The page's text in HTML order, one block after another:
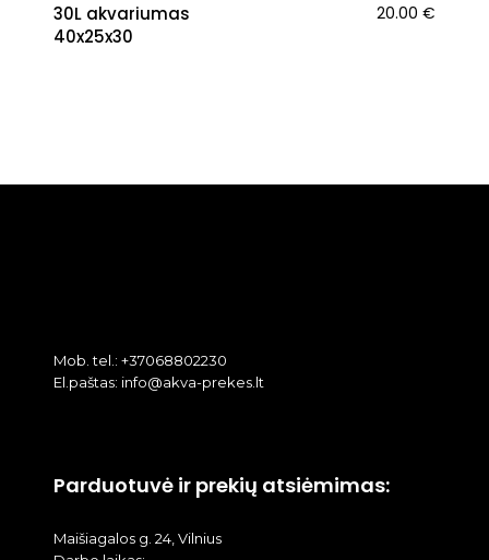
30L akvariumas
40x25x30
20.00 €
Mob. tel.: +37068802230
El.paštas: info@akva-prekes.lt
Parduotuvė ir prekių atsiėmimas:
Maišiagalos g. 24, Vilnius